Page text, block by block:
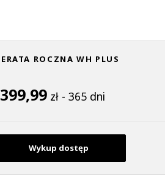
ROCZNA WH PLUS
399,99 zł - 365 dni
Wykup dostęp